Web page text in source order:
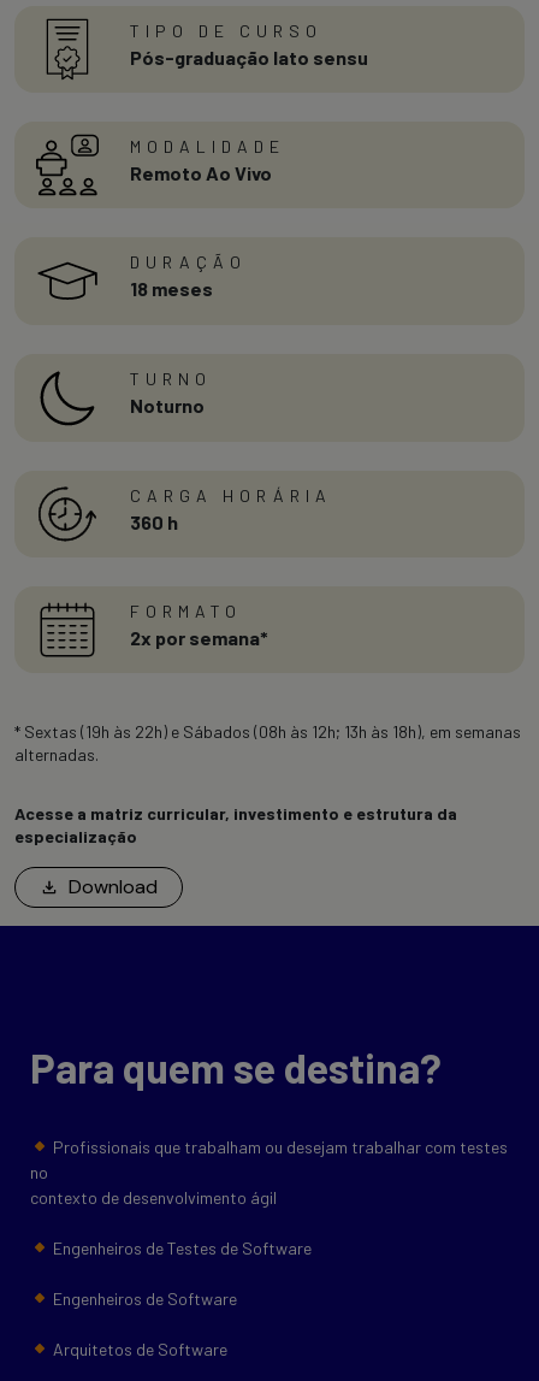
TIPO DE CURSO
Pós-graduação lato sensu
MODALIDADE
Remoto Ao Vivo
DURAÇÃO
18 meses
TURNO
Noturno
CARGA HORÁRIA
360 h
FORMATO
2x por semana*
* Sextas (19h às 22h) e Sábados (08h às 12h; 13h às 18h), em semanas
alternadas.
Download
Acesse a matriz curricular, investimento e estrutura da
especialização
Para quem se destina?
Profissionais que trabalham ou desejam trabalhar com testes
no
contexto de desenvolvimento ágil
Engenheiros de Testes de Software
Engenheiros de Software
Arquitetos de Software